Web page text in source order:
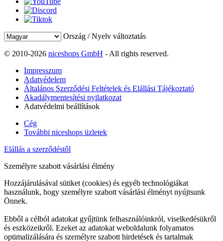
Ország / Nyelv változtatás
© 2010-2026 niceshops GmbH - All rights reserved.
Impresszum
Adatvédelem
Általános Szerződési Feltételek és Elállási Tájékoztató
Akadálymentesítési nyilatkozat
Adatvédelmi beállítások
Cég
További niceshops üzletek
Elállás a szerződéstől
Személyre szabott vásárlási élmény
Hozzájárulásával sütiket (cookies) és egyéb technológiákat
használunk, hogy személyre szabott vásárlási élményt nyújtsunk
Önnek.
Ebből a célból adatokat gyűjtünk felhasználóinkról, viselkedésükről
és eszközeikről. Ezeket az adatokat weboldalunk folyamatos
optimalizálására és személyre szabott hirdetések és tartalmak